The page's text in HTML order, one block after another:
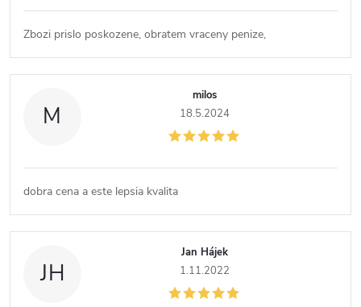
n
í
Zbozi prislo poskozene, obratem vraceny penize,
M
milos
18.5.2024
dobra cena a este lepsia kvalita
JH
Jan Hájek
1.11.2022